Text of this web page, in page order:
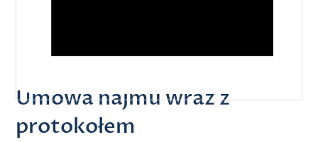
Umowa najmu wraz z
protokołem